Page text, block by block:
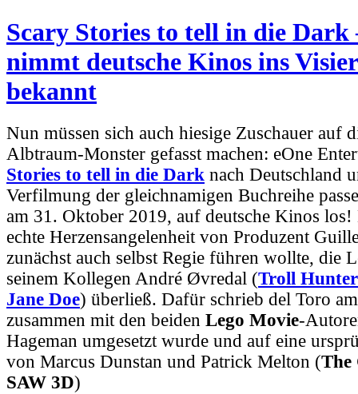
Scary Stories to tell in die
nimmt deutsche Kinos ins
bekannt
Nun müssen sich auch hiesige Zuschauer auf
Albtraum-Monster gefasst machen: eOne
Stories to tell in die Dark nach Deutschland
Verfilmung der gleichnamigen Buchreihe
am 31. Oktober 2019, auf deutsche Kinos los!
echte Herzensangelenheit von Produzent
zunächst auch selbst Regie führen wollte, die
seinem Kollegen André Øvredal (Troll Hunter
Jane Doe) überließ. Dafür schrieb del Toro
zusammen mit den beiden Lego Movie-
Hageman umgesetzt wurde und auf eine
von Marcus Dunstan und Patrick Melton (The
SAW 3D)